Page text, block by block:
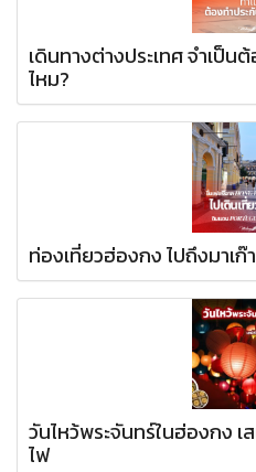
เดินทางต่างประเทศ จำเป็น
ไหม?
ท่องเที่ยวฮ่องกง ไปถึงมาเ
วันไหว้พระจันทร์ในฮ่องกง
ไฟ